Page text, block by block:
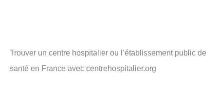
Trouver un centre hospitalier ou l’établissement public de
santé en France avec centrehospitalier.org